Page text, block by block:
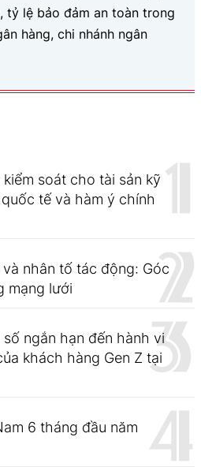
tỷ lệ bảo đảm an toàn trong
hàng, chi nhánh ngân
soát cho tài sản kỹ
tế và hàm ý chính
nhân tố tác động: Góc
mạng lưới
ngắn hạn đến hành vi
khách hàng Gen Z tại
6 tháng đầu năm